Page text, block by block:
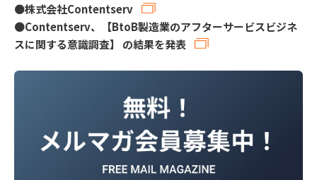
●株式会社Contentserv
●Contentserv、【BtoB製造業のアフターサービスビジネ
スに関する意識調査】 の結果を発表